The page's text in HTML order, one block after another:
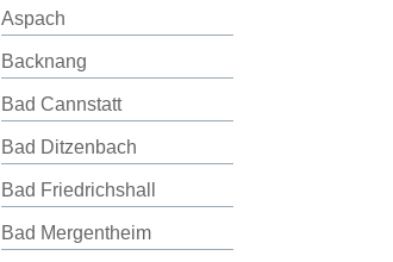
Aspach
Backnang
Bad Cannstatt
Bad Ditzenbach
Bad Friedrichshall
Bad Mergentheim